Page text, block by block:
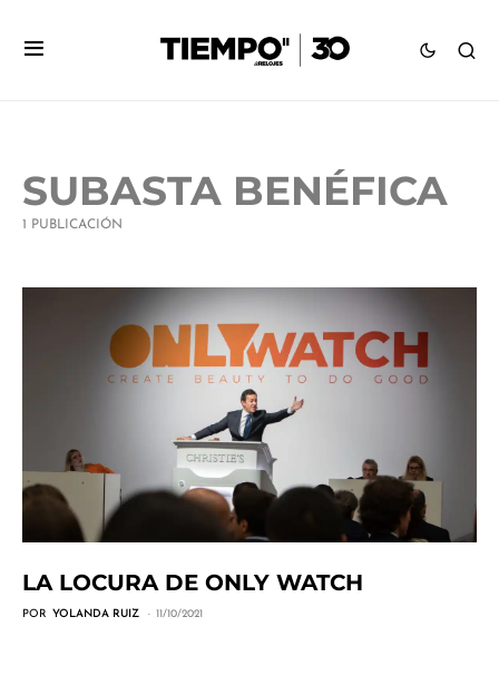
SUBASTA BENÉFICA
1 PUBLICACIÓN
LA LOCURA DE ONLY WATCH
POR YOLANDA RUIZ 11/10/2021